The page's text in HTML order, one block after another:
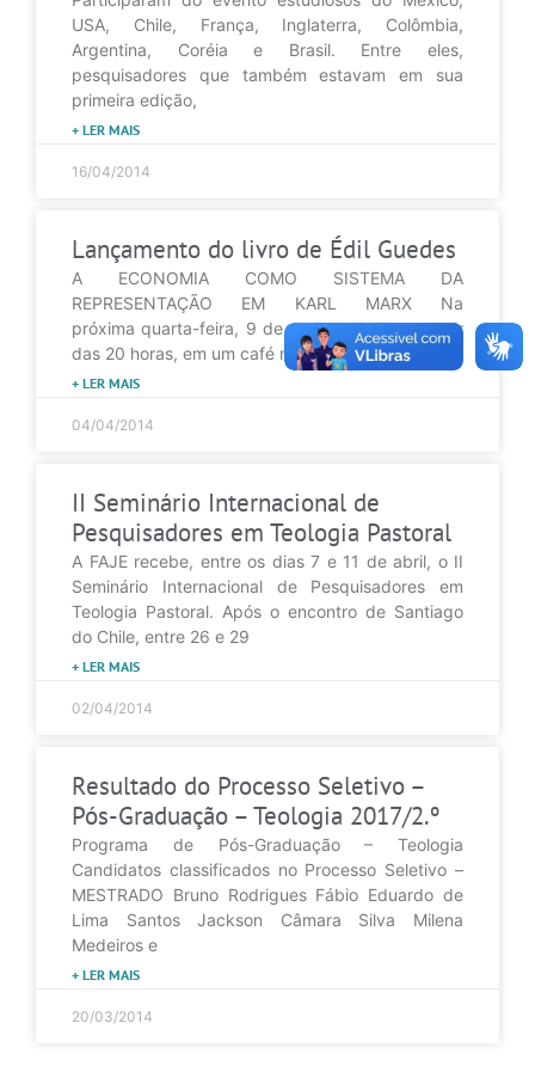
USA, Chile, França, Inglaterra, Colômbia,
Argentina, Coréia e Brasil. Entre eles,
pesquisadores que também estavam em sua
primeira edição,
+ LER MAIS
16/04/2014
Lançamento do livro de Édil Guedes
A ECONOMIA COMO SISTEMA DA
REPRESENTAÇÃO EM KARL MARX Na
próxima quarta-feira, 9 de abril de 2014, a partir
das 20 horas, em um café no Espaço Cultura
+ LER MAIS
04/04/2014
II Seminário Internacional de
Pesquisadores em Teologia Pastoral
A FAJE recebe, entre os dias 7 e 11 de abril, o II
Seminário Internacional de Pesquisadores em
Teologia Pastoral. Após o encontro de Santiago
do Chile, entre 26 e 29
+ LER MAIS
02/04/2014
Resultado do Processo Seletivo –
Pós-Graduação – Teologia 2017/2.º
Programa de Pós-Graduação – Teologia
Candidatos classificados no Processo Seletivo –
MESTRADO Bruno Rodrigues Fábio Eduardo de
Lima Santos Jackson Câmara Silva Milena
Medeiros e
+ LER MAIS
20/03/2014